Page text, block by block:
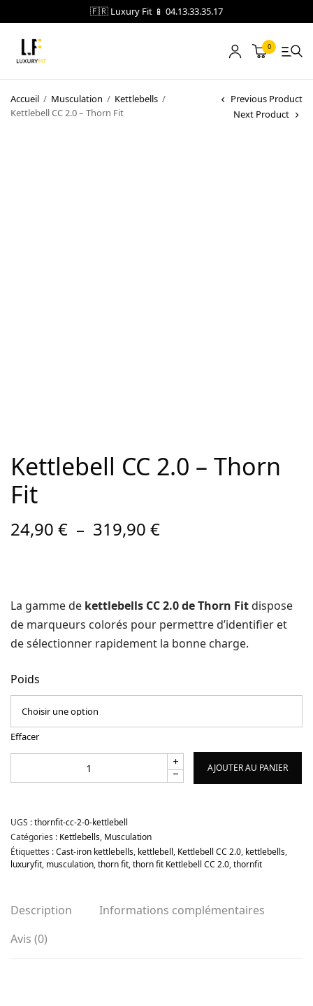
🇫🇷 Luxury Fit 📱 04.13.33.35.17
0
Accueil / Musculation / Kettlebells /
Kettlebell CC 2.0 – Thorn Fit
Previous Product
Next Product
Kettlebell CC 2.0 – Thorn
Fit
24,90€ – 319,90€Plage
La gamme de kettlebells CC 2.0 de Thorn Fitdispose
de marqueurs colorés pour permettre d’identifier et
de sélectionner rapidement la bonne charge.
Poids
Effacer
AJOUTER AU PANIER
UGS :thornfit-cc-2-0-kettlebell
Catégories : Kettlebells, Musculation
Étiquettes :Cast-iron kettlebells, kettlebell, Kettlebell CC 2.0, kettlebells,
luxuryfit, musculation,thorn fit,thorn fit Kettlebell CC 2.0,thornfit
Description
Informations complémentaires
Avis (0)
LOCATION